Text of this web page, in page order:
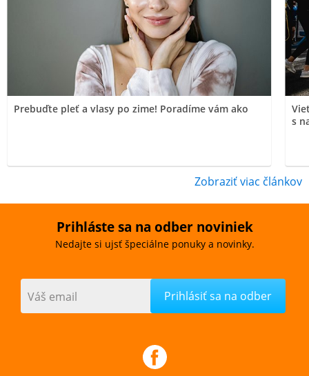
Prebuďte pleť a vlasy po zime! Poradíme vám ako
s
Zobraziť viac článkov
Prihláste sa na odber noviniek
Nedajte si ujsť špeciálne ponuky a novinky.
Váš email